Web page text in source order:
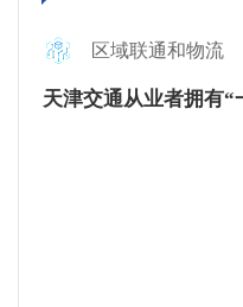
区域联通和物流
天津交通从业者拥有“